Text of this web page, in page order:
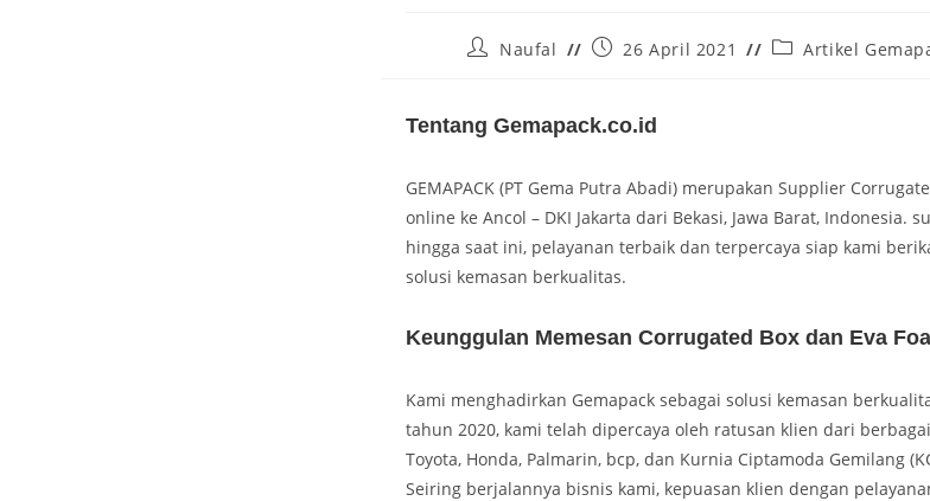
Naufal 26 April 2021 Artikel
Tentang Gemapack.co.id
GEMAPACK (PT Gema Putra Abadi) merupakan Supplier
online ke Ancol – DKI Jakarta dari Bekasi, Jawa Barat, Indonesia.
hingga saat ini, pelayanan terbaik dan terpercaya siap kami
solusi kemasan berkualitas.
Keunggulan Memesan Corrugated Box dan Eva
Kami menghadirkan Gemapack sebagai solusi kemasan
tahun 2020, kami telah dipercaya oleh ratusan klien dari
Toyota, Honda, Palmarin, bcp, dan Kurnia Ciptamoda Gemilang
Seiring berjalannya bisnis kami, kepuasan klien dengan